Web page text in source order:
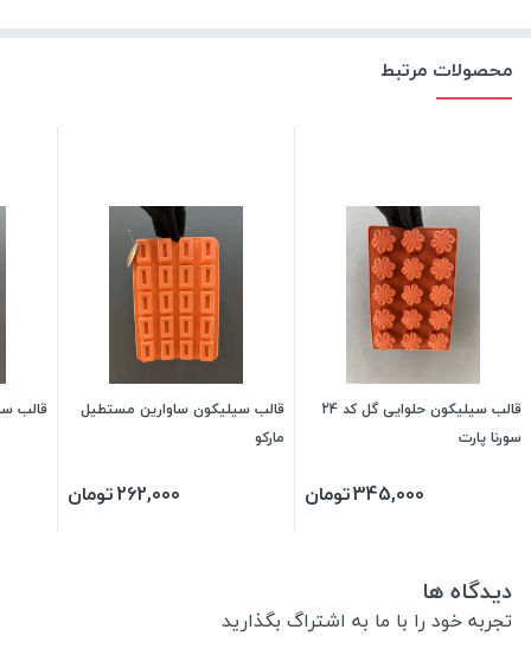
محصولات مرتبط
قالب سیلیکون حلوایی گل کد 24
سورنا پارت
345,000تومان
قالب سیلیکون ساوارین مستطیل
مارکو
262,000تومان
قالب
دیدگاه ها
تجربه خود را با ما به اشتراگ بگذارید